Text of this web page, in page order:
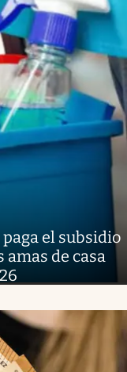
el subsidio
de casa